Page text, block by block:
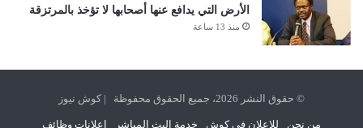
الأرض التي يدافع عنها أصحابها لا تؤخذ بالمرتزقة
منذ 13 ساعة
© حقوق النشر 2026، جميع الحقوق محفوظة | كوش نيوز
من نحن للإعلان في كوش خدمة البث المباشر اعلانات وظائف